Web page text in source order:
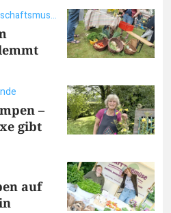
Genussmarkt beim Landwirtschaftsmuseum
–
gibt
auf